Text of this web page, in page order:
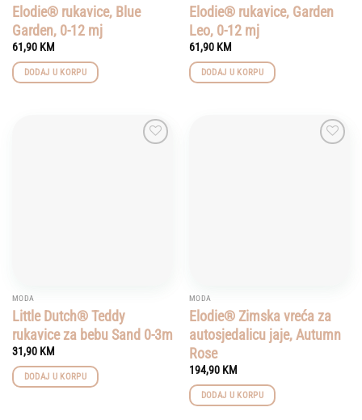
Elodie® rukavice, Blue
Garden, 0-12 mj
61,90 KM
DODAJ U KORPU
Elodie® rukavice, Garden
Leo, 0-12 mj
61,90 KM
DODAJ U KORPU
MODA
Little Dutch® Teddy
rukavice za bebu Sand 0-3m
31,90 KM
DODAJ U KORPU
MODA
Elodie® Zimska vreća za
autosjedalicu jaje, Autumn
Rose
194,90 KM
DODAJ U KORPU